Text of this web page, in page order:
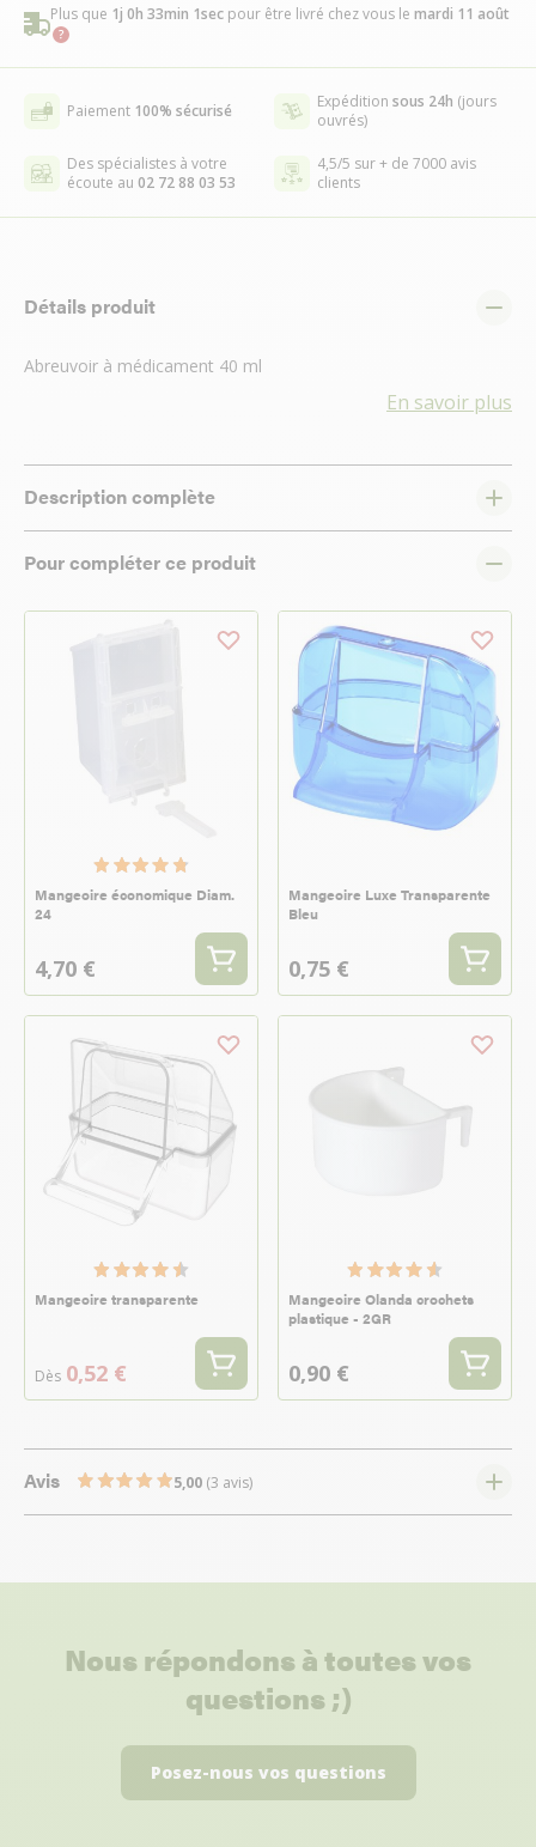
Plus que 1j 0h 33min 0sec pour être livré chez vous le mardi 11 août
Paiement 100% sécurisé Expédition sous 24h (jours
ouvrés)
Des spécialistes à votre
écoute au 02 72 88 03 53
4,5/5 sur + de 7000 avis
clients
Détails produit
Abreuvoir à médicament 40 ml
En savoir plus
Description complète
Pour compléter ce produit
Mangeoire économique Diam.
24
4,70 €
Mangeoire Luxe Transparente
Bleu
0,75 €
Mangeoire transparente
Dès 0,52 €
Mangeoire Olanda crochets
plastique - 2GR
0,90 €
Avis 5,00 (3 avis)
Nous répondons à toutes vos
questions ;)
Posez-nous vos questions